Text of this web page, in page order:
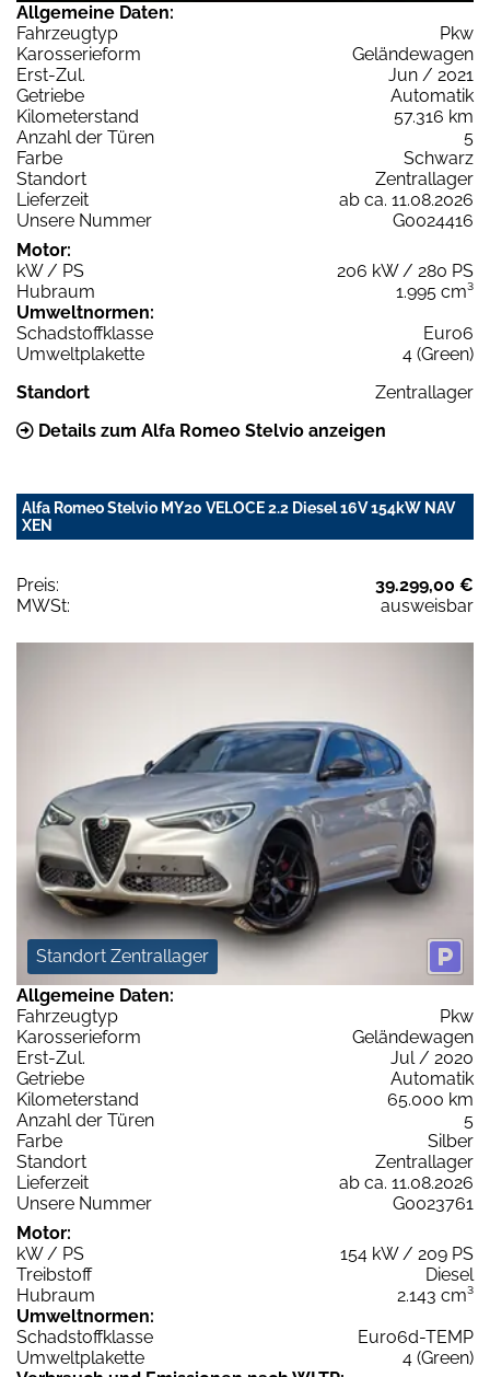
Allgemeine Daten:
Fahrzeugtyp
Pkw
Karosserieform
Geländewagen
Erst-Zul.
Jun / 2021
Getriebe
Automatik
Kilometerstand
57.316 km
Anzahl der Türen
5
Farbe
Schwarz
Standort
Zentrallager
Lieferzeit
ab ca. 11.08.2026
Unsere Nummer
G0024416
Motor:
kW / PS
206 kW / 280 PS
Hubraum
1.995 cm³
Umweltnormen:
Schadstoffklasse
Euro6
Umweltplakette
4 (Green)
Standort
Zentrallager
Details zum Alfa Romeo Stelvio anzeigen
Alfa Romeo Stelvio MY20 VELOCE 2.2 Diesel 16V 154kW NAV
XEN
Preis:
39.299,00 €
MWSt:
ausweisbar
Standort Zentrallager
Allgemeine Daten:
Fahrzeugtyp
Pkw
Karosserieform
Geländewagen
Erst-Zul.
Jul / 2020
Getriebe
Automatik
Kilometerstand
65.000 km
Anzahl der Türen
5
Farbe
Silber
Standort
Zentrallager
Lieferzeit
ab ca. 11.08.2026
Unsere Nummer
G0023761
Motor:
kW / PS
154 kW / 209 PS
Treibstoff
Diesel
Hubraum
2.143 cm³
Umweltnormen:
Schadstoffklasse
Euro6d-TEMP
Umweltplakette
4 (Green)